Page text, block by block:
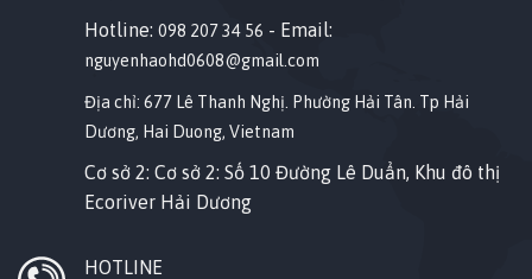
Hotline: 098 207 34 56 - Email:
nguyenhaohd0608@gmail.com
Địa chỉ: 677 Lê Thanh Nghị. Phường Hải Tân. Tp Hải
Dương, Hai Duong, Vietnam
Cơ sở 2: Cơ sở 2: Số 10 Đường Lê Duẩn, Khu đô thị
Ecoriver Hải Dương
HOTLINE